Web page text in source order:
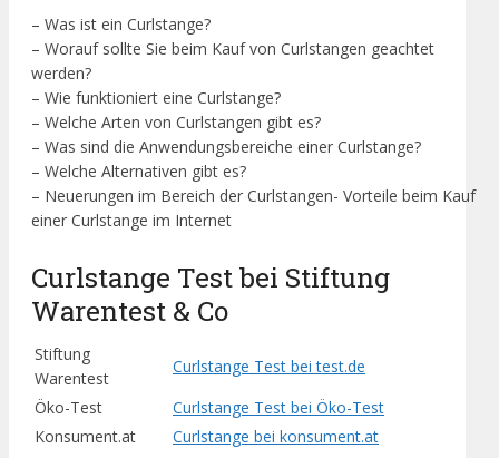
– Was ist ein Curlstange?
– Worauf sollte Sie beim Kauf von Curlstangen geachtet
werden?
– Wie funktioniert eine Curlstange?
– Welche Arten von Curlstangen gibt es?
– Was sind die Anwendungsbereiche einer Curlstange?
– Welche Alternativen gibt es?
– Neuerungen im Bereich der Curlstangen- Vorteile beim Kauf
einer Curlstange im Internet
Curlstange Test bei Stiftung
Warentest & Co
Stiftung
Warentest
Curlstange Test bei test.de
Öko-Test
Curlstange Test bei Öko-Test
Konsument.at
Curlstange bei konsument.at